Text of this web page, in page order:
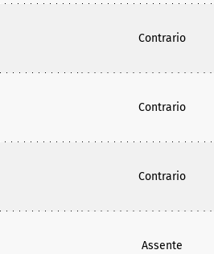
Contrario
Contrario
Contrario
Assente